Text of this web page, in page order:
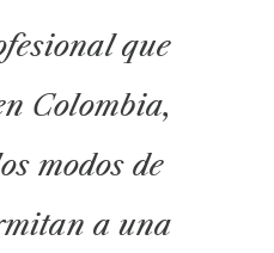
que
Colombia,
modos de
a una